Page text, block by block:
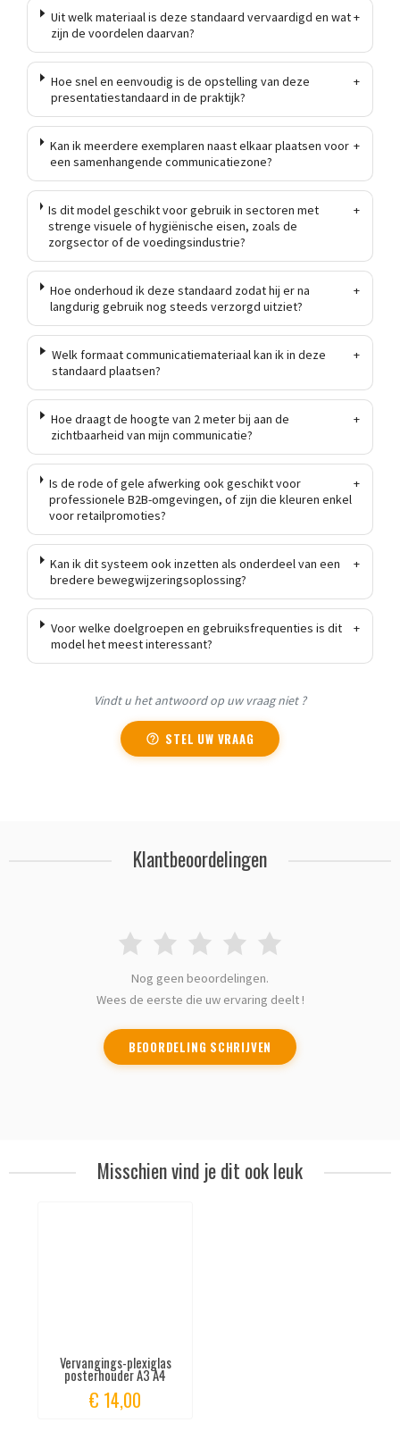
Uit welk materiaal is deze standaard vervaardigd en wat
zijn de voordelen daarvan?
+
Hoe snel en eenvoudig is de opstelling van deze
presentatiestandaard in de praktijk?
+
Kan ik meerdere exemplaren naast elkaar plaatsen voor
een samenhangende communicatiezone?
+
Is dit model geschikt voor gebruik in sectoren met
strenge visuele of hygiënische eisen, zoals de
zorgsector of de voedingsindustrie?
+
Hoe onderhoud ik deze standaard zodat hij er na
langdurig gebruik nog steeds verzorgd uitziet?
+
Welk formaat communicatiemateriaal kan ik in deze
standaard plaatsen?
+
Hoe draagt de hoogte van 2 meter bij aan de
zichtbaarheid van mijn communicatie?
+
Is de rode of gele afwerking ook geschikt voor
professionele B2B-omgevingen, of zijn die kleuren enkel
voor retailpromoties?
+
Kan ik dit systeem ook inzetten als onderdeel van een
bredere bewegwijzeringsoplossing?
+
Voor welke doelgroepen en gebruiksfrequenties is dit
model het meest interessant?
+
Vindt u het antwoord op uw vraag niet ?
STEL UW VRAAG
Klantbeoordelingen
Nog geen beoordelingen.
Wees de eerste die uw ervaring deelt !
BEOORDELING SCHRIJVEN
Misschien vind je dit ook leuk
Vervangings-plexiglas
posterhouder A3 A4
€ 14,00